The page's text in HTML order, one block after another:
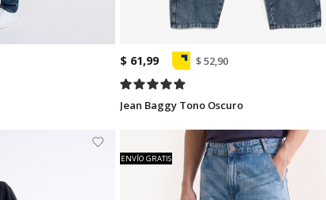
$ 61,99 $ 52,90
Jean Baggy Tono Oscuro
ENVÍO GRATIS